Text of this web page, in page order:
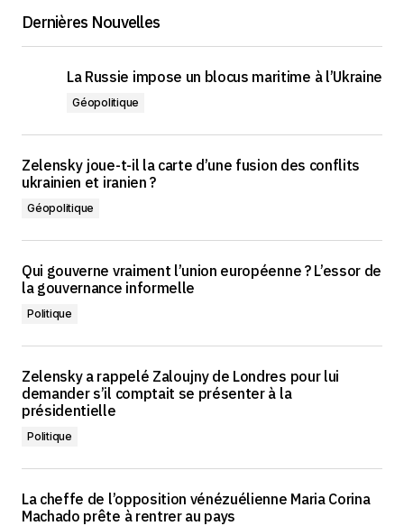
Dernières Nouvelles
La Russie impose un blocus maritime à l’Ukraine
Géopolitique
Zelensky joue-t-il la carte d’une fusion des conflits
ukrainien et iranien ?
Géopolitique
Qui gouverne vraiment l’union européenne ? L’essor de
la gouvernance informelle
Politique
Zelensky a rappelé Zaloujny de Londres pour lui
demander s’il comptait se présenter à la
présidentielle
Politique
La cheffe de l’opposition vénézuélienne Maria Corina
Machado prête à rentrer au pays